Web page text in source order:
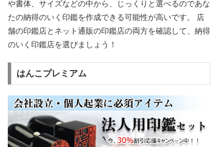
や書体、サイズなどの中から、じっくりと選べるのであな
たの納得のいく印鑑を作成できる可能性が高いです。 店
舗の印鑑店とネット通販の印鑑店の両方を確認して、納得
のいく印鑑店を選びましょう！
はんこプレミアム